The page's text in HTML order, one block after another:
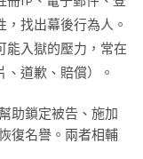
找出幕後行為人。
能入獄的壓力，常在
道歉、賠償）。
助鎖定被告、施加
復名譽。兩者相輔